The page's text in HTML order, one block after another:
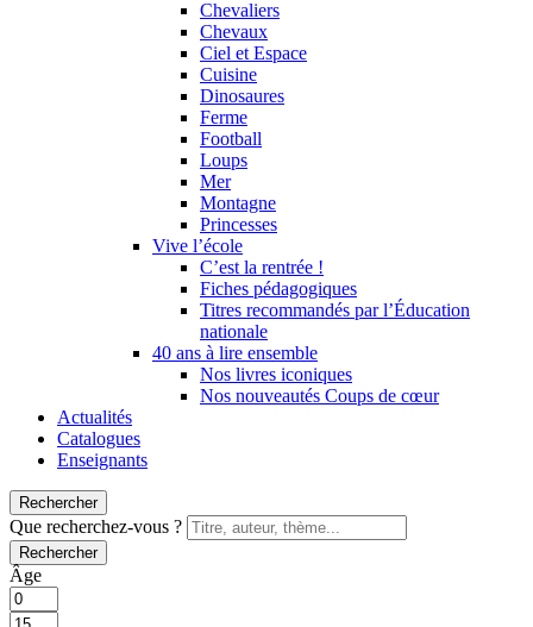
Chevaliers
Chevaux
Ciel et Espace
Cuisine
Dinosaures
Ferme
Football
Loups
Mer
Montagne
Princesses
Vive l’école
C’est la rentrée !
Fiches pédagogiques
Titres recommandés par l’Éducation
nationale
40 ans à lire ensemble
Nos livres iconiques
Nos nouveautés Coups de cœur
Actualités
Catalogues
Enseignants
Rechercher
Que recherchez-vous ?
Rechercher
Âge